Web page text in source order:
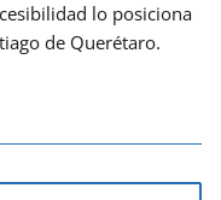
lo posiciona
de Querétaro.